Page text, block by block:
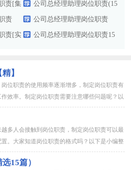
责[集 公司总经理助理岗位职责(15
篇)
责 公司总经理助理岗位职责
【共15篇】
责[实 公司总经理助理岗位职责15
】
位职责的使用频率逐渐增多，制定岗位职责有
效率。制定岗位职责需要注意哪些问题呢？以
岗位职责【精】，欢迎大家分享。...
多人会接触到岗位职责，制定岗位职责可以最
。大家知道岗位职责的格式吗？以下是小编整
家分享。 厨师长的岗位职责1 ...
15篇）